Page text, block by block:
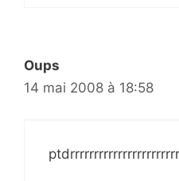
Oups
14 mai 2008 à 18:58